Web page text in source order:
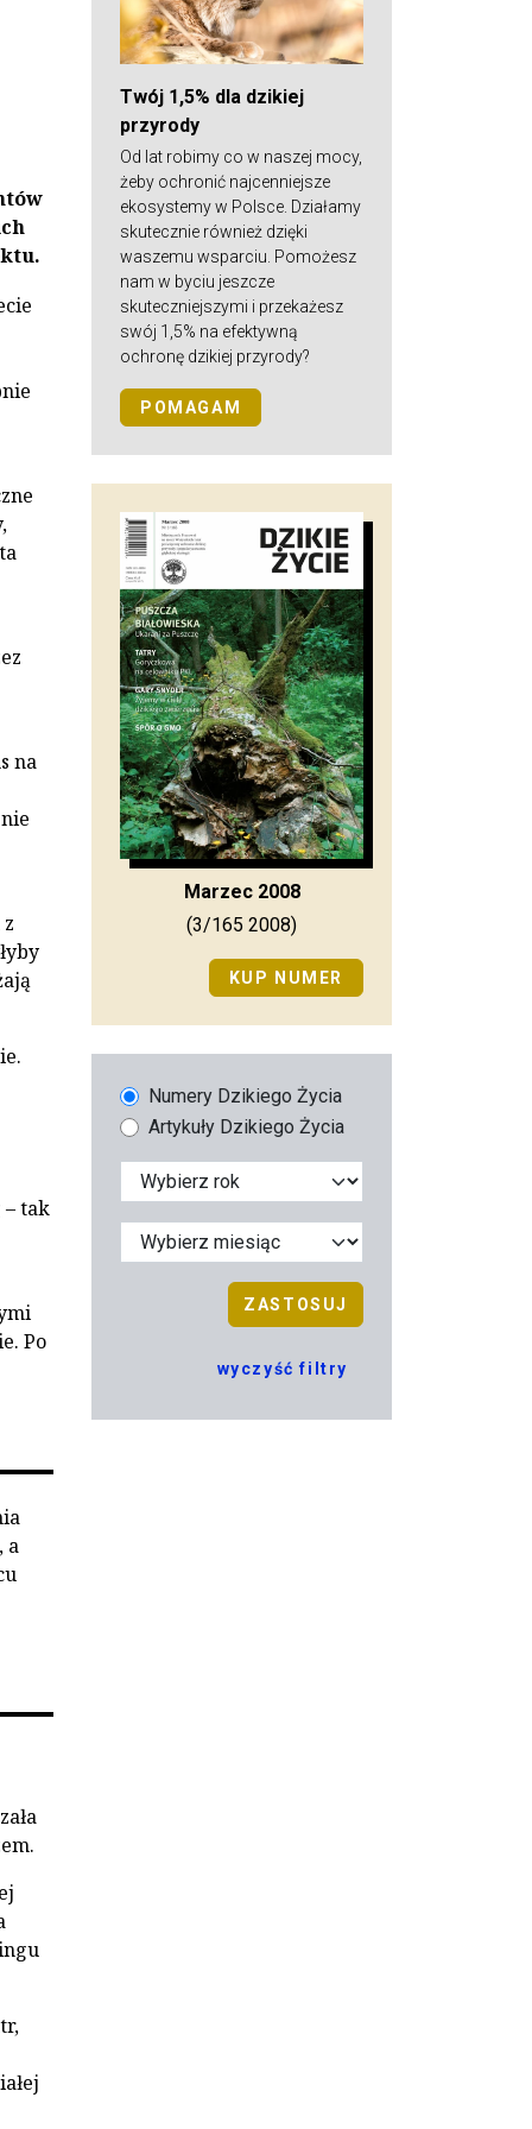
na
– tak
Po
a
Twój 1,5% dla dzikiej
przyrody
Od lat robimy co w naszej mocy,
żeby ochronić najcenniejsze
ekosystemy w Polsce. Działamy
skutecznie również dzięki
waszemu wsparciu. Pomożesz
nam w byciu jeszcze
skuteczniejszymi i przekażesz
swój 1,5% na efektywną
ochronę dzikiej przyrody?
POMAGAM
Marzec 2008
(3/165 2008)
KUP NUMER
Numery Dzikiego Życia
Artykuły Dzikiego Życia
ZASTOSUJ
wyczyść filtry